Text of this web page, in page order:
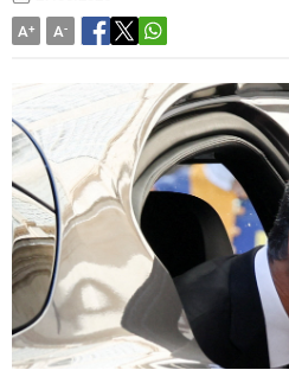
A+ A-